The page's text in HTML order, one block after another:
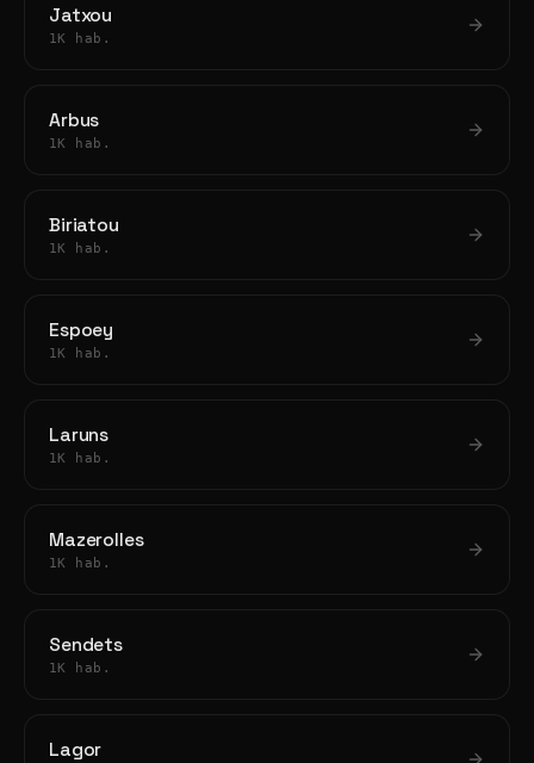
Jatxou
1K hab.
Arbus
1K hab.
Biriatou
1K hab.
Espoey
1K hab.
Laruns
1K hab.
Mazerolles
1K hab.
Sendets
1K hab.
Lagor